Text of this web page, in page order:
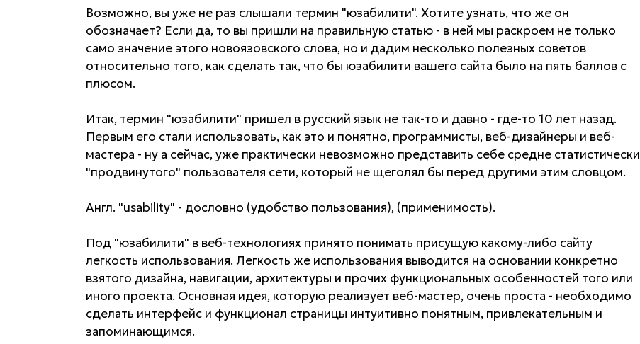
Возможно, вы уже не раз слышали термин "юзабилити". Хотите узнать, что же он
обозначает? Если да, то вы пришли на правильную статью - в ней мы раскроем не только
само значение этого новоязовского слова, но и дадим несколько полезных советов
относительно того, как сделать так, что бы юзабилити вашего сайта было на пять баллов с
плюсом.
Итак, термин "юзабилити" пришел в русский язык не так-то и давно - где-то 10 лет назад.
Первым его стали использовать, как это и понятно, программисты, веб-дизайнеры и веб-
мастера - ну а сейчас, уже практически невозможно представить себе средне статистически
"продвинутого" пользователя сети, который не щеголял бы перед другими этим словцом.
Англ. "usability" - дословно (удобство пользования), (применимость).
Под "юзабилити" в веб-технологиях принято понимать присущую какому-либо сайту
легкость использования. Легкость же использования выводится на основании конкретно
взятого дизайна, навигации, архитектуры и прочих функциональных особенностей того или
иного проекта. Основная идея, которую реализует веб-мастер, очень проста - необходимо
сделать интерфейс и функционал страницы интуитивно понятным, привлекательным и
запоминающимся.